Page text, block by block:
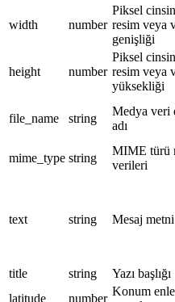
width number
Piksel
resim veya
genişliği
height number
Piksel
resim veya
yüksekliği
file_name string
Medya veri
adı
mime_type string
MIME türü
verileri
text string Mesaj metni
title
string Yazı başlığı
latitude
number
Konum